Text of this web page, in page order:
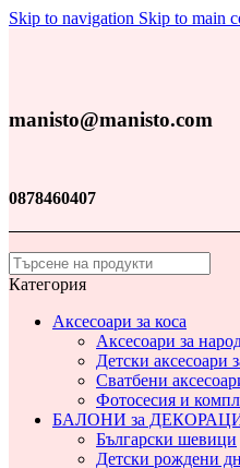
Skip to navigation Skip to main
manisto@manisto.com
0878460407
Категория
Аксесоари за коса
Аксесоари за
Детски аксесоари
Сватбени
Фотосесия и
БАЛОНИ за
Български шевици
Детски рождени